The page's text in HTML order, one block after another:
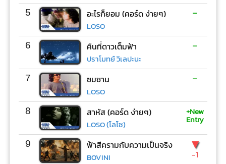
5 อะไรก็ยอม (คอร์ด ง่ายๆ)
LOSO
-
6 คืนที่ดาวเต็มฟ้า
ปราโมทย์ วิเลปะนะ
-
7 ซมซาน
LOSO
-
8 สาหัส (คอร์ด ง่ายๆ)
LOSO (โลโซ)
+New
Entry
9 ฟ้าสีครามกับความเป็นจริง
BOVINI
▼
-1